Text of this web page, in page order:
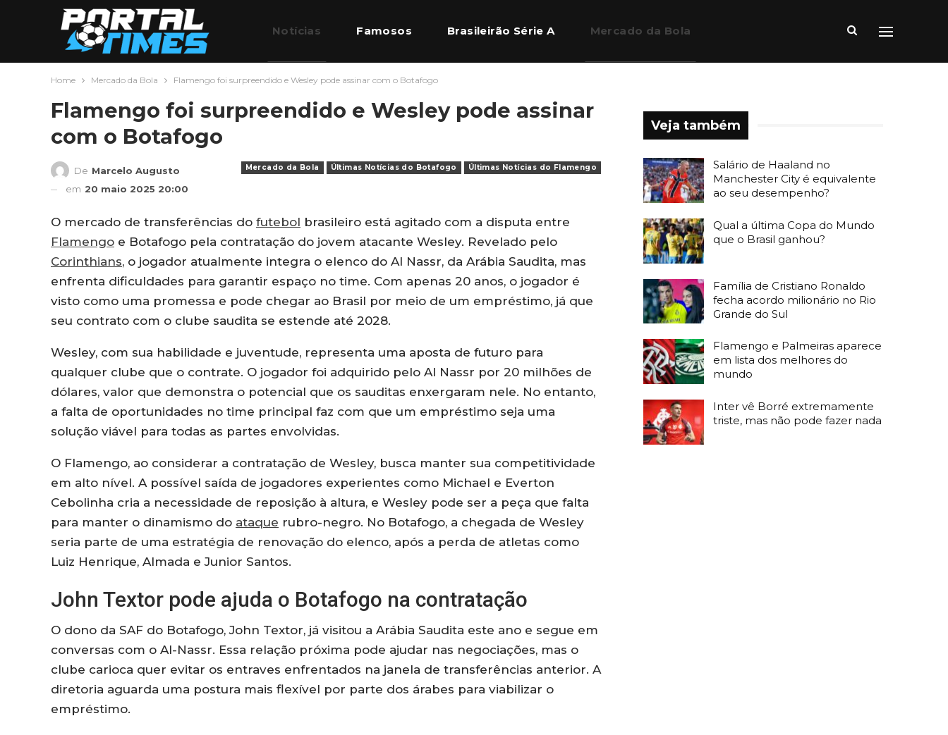
Notícias Famosos Brasileirão Série A Mercado da Bola
Home Mercado da Bola Flamengo foi surpreendido e Wesley pode assinar com o Botafogo
Flamengo foi surpreendido e Wesley pode assinar
com o Botafogo
Mercado da Bola Últimas Notícias do Botafogo Últimas Notícias do Flamengo
De Marcelo Augusto
em 20 maio 2025 20:00
O mercado de transferências do futebol brasileiro está agitado com a disputa entre
Flamengo e Botafogo pela contratação do jovem atacante Wesley. Revelado pelo
Corinthians, o jogador atualmente integra o elenco do Al Nassr, da Arábia Saudita, mas
enfrenta dificuldades para garantir espaço no time. Com apenas 20 anos, o jogador é
visto como uma promessa e pode chegar ao Brasil por meio de um empréstimo, já que
seu contrato com o clube saudita se estende até 2028.
Wesley, com sua habilidade e juventude, representa uma aposta de futuro para
qualquer clube que o contrate. O jogador foi adquirido pelo Al Nassr por 20 milhões de
dólares, valor que demonstra o potencial que os sauditas enxergaram nele. No entanto,
a falta de oportunidades no time principal faz com que um empréstimo seja uma
solução viável para todas as partes envolvidas.
O Flamengo, ao considerar a contratação de Wesley, busca manter sua competitividade
em alto nível. A possível saída de jogadores experientes como Michael e Everton
Cebolinha cria a necessidade de reposição à altura, e Wesley pode ser a peça que falta
para manter o dinamismo do ataque rubro-negro. No Botafogo, a chegada de Wesley
seria parte de uma estratégia de renovação do elenco, após a perda de atletas como
Luiz Henrique, Almada e Junior Santos.
John Textor pode ajuda o Botafogo na contratação
O dono da SAF do Botafogo, John Textor, já visitou a Arábia Saudita este ano e segue em
conversas com o Al-Nassr. Essa relação próxima pode ajudar nas negociações, mas o
clube carioca quer evitar os entraves enfrentados na janela de transferências anterior. A
diretoria aguarda uma postura mais flexível por parte dos árabes para viabilizar o
empréstimo.
Veja também
Salário de Haaland no
Manchester City é equivalente
ao seu desempenho?
Qual a última Copa do Mundo
que o Brasil ganhou?
Família de Cristiano Ronaldo
fecha acordo milionário no Rio
Grande do Sul
Flamengo e Palmeiras aparece
em lista dos melhores do
mundo
Inter vê Borré extremamente
triste, mas não pode fazer nada